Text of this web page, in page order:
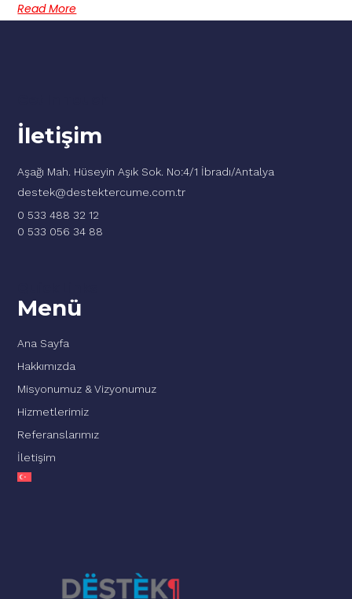
Read More
Menü
Ana Sayfa
Hakkımızda
Misyonumuz & Vizyonumuz
Hizmetlerimiz
Referanslarımız
İletişim
İletişim
Aşağı Mah. Hüseyin Aşık Sok. No:4/1 İbradı/Antalya
destek@destektercume.com.tr
0 533 488 32 12
0 533 056 34 88